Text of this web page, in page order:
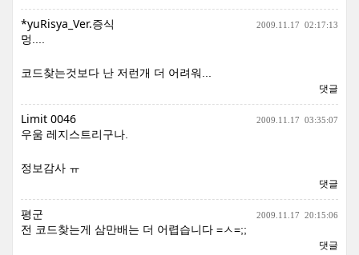
*yuRisya_Ver.증식 2009.11.17 02:17:13
멍....
코드찾는것보다 난 저런개 더 어려워...
댓글
Limit 0046 2009.11.17 03:35:07
우움 레지스트리구나.
정보감사 ㅠ
댓글
평군 2009.11.17 20:15:06
전 코드찾는게 삼만배는 더 어렵습니다 =ㅅ=;;
댓글